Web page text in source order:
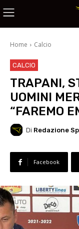
Home Calcio
CALCIO
TRAPANI,
UOMINI
“FAREMO
Di Redazione
Facebook